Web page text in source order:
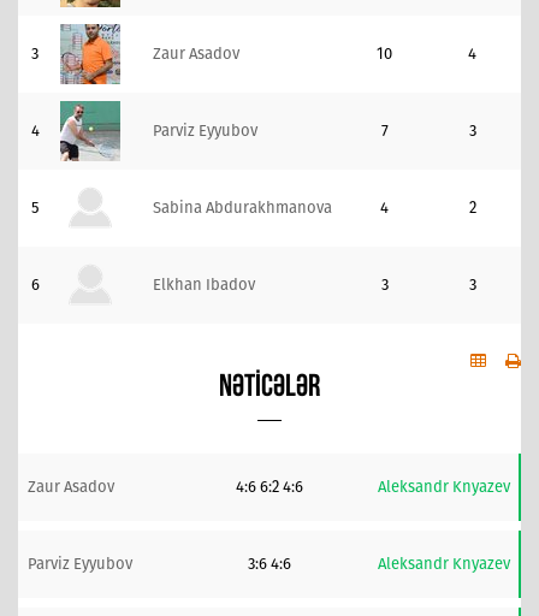
3 Zaur Asadov 10 4
4 Parviz Eyyubov 7 3
5 Sabina Abdurakhmanova 4 2
6 Elkhan Ibadov 3 3
NƏTICƏLƏR
Zaur Asadov 4:6 6:2 4:6 Aleksandr Knyazev
Parviz Eyyubov 3:6 4:6 Aleksandr Knyazev